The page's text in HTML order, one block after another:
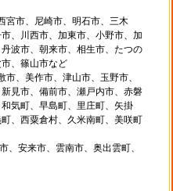
宮市、尼崎市、明石市、三木
、川西市、加東市、小野市、加
波市、朝来市、相生市、たつの
、篠山市など
市、美作市、津山市、玉野市、
見市、備前市、瀬戸内市、赤磐
気町、早島町、里庄町、矢掛
、西粟倉村、久米南町、美咲町
、安来市、雲南市、奥出雲町、